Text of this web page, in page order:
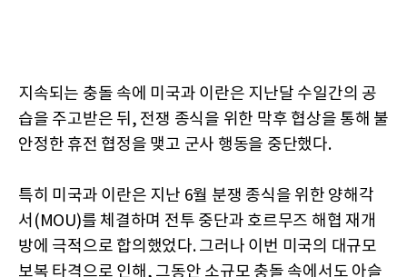
지속되는 충돌 속에 미국과 이란은 지난달 수일간의 공
습을 주고받은 뒤, 전쟁 종식을 위한 막후 협상을 통해 불
안정한 휴전 협정을 맺고 군사 행동을 중단했다.
특히 미국과 이란은 지난 6월 분쟁 종식을 위한 양해각
서(MOU)를 체결하며 전투 중단과 호르무즈 해협 재개
방에 극적으로 합의했었다. 그러나 이번 미국의 대규모
보복 타격으로 인해, 그동안 소규모 충돌 속에서도 아슬